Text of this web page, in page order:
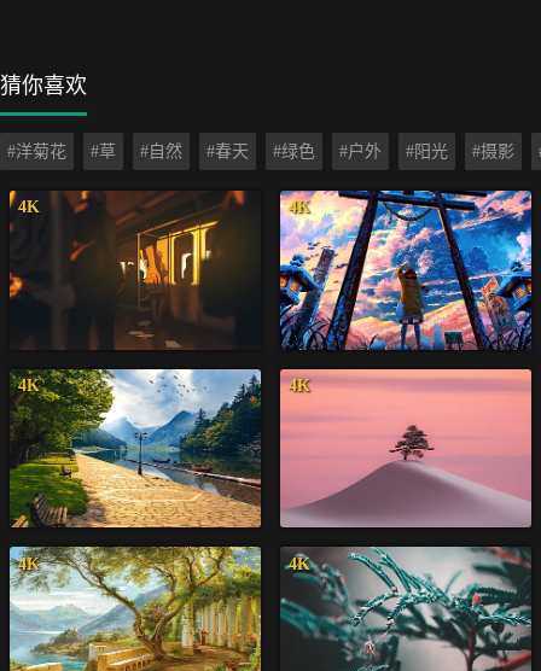
猜你喜欢
#洋菊花 #草 #自然 #春天 #绿色 #户外 #阳光 #摄影
4K 4K
4K 4K
4K 4K